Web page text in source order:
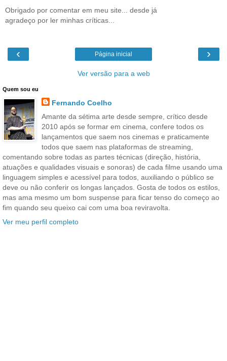
Obrigado por comentar em meu site... desde já
agradeço por ler minhas críticas...
‹ ›
Página inicial
Ver versão para a web
Quem sou eu
Fernando Coelho
Amante da sétima arte desde sempre, crítico desde
2010 após se formar em cinema, confere todos os
lançamentos que saem nos cinemas e praticamente
todos que saem nas plataformas de streaming,
comentando sobre todas as partes técnicas (direção, história,
atuações e qualidades visuais e sonoras) de cada filme usando uma
linguagem simples e acessível para todos, auxiliando o público se
deve ou não conferir os longas lançados. Gosta de todos os estilos,
mas ama mesmo um bom suspense para ficar tenso do começo ao
fim quando seu queixo cai com uma boa reviravolta.
Ver meu perfil completo